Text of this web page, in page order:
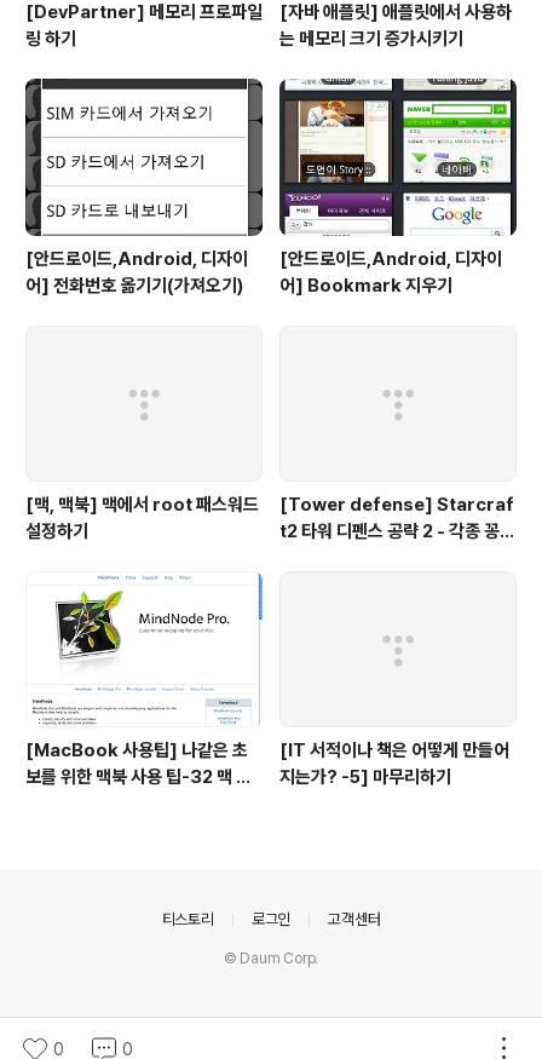
[DevPartner] 메모리 프로파일
링 하기
[자바 애플릿] 애플릿에서 사용하
는 메모리 크기 증가시키기
[안드로이드,Android, 디자이
어] 전화번호 옮기기(가져오기)
[안드로이드,Android, 디자이
어] Bookmark 지우기
[맥, 맥북] 맥에서 root 패스워드
설정하기
[Tower defense] Starcraf
t2 타워 디펜스 공략 2 - 각종 꽁수
[MacBook 사용팁] 나같은 초
보를 위한 맥북 사용 팁-32 맥 사
[IT 서적이나 책은 어떻게 만들어
지는가? -5] 마무리하기
0 0
티스토리 로그인 고객센터
© Daum Corp.